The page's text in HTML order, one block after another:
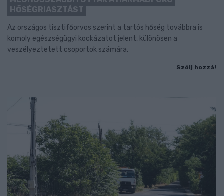
HŐSÉGRIASZTÁST
Az országos tisztifőorvos szerint a tartós hőség továbbra is
komoly egészségügyi kockázatot jelent, különösen a
veszélyeztetett csoportok számára.
Szólj hozzá!